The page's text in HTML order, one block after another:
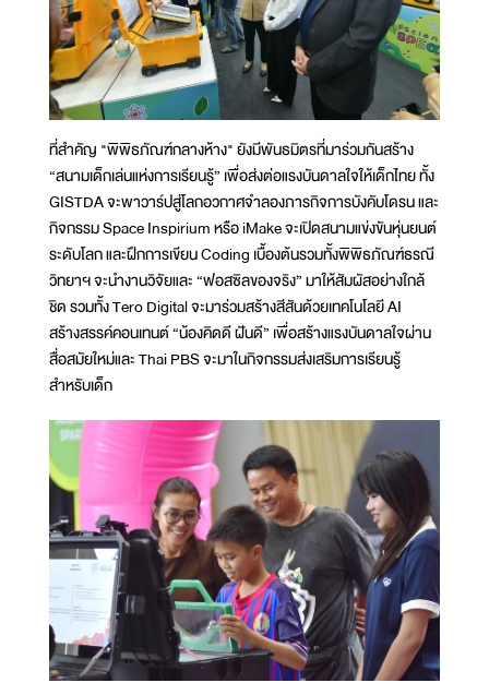
ที่สำคัญ "พิพิธภัณฑ์กลางห้าง" ยังมีพันธมิตรที่มาร่วมกันสร้าง
“สนามเด็กเล่นแห่งการเรียนรู้” เพื่อส่งต่อแรงบันดาลใจให้เด็กไทย ทั้ง
GISTDA จะพาวาร์ปสู่โลกอวกาศจำลองภารกิจการบังคับโดรน และ
กิจกรรม Space Inspirium หรือ iMake จะเปิดสนามแข่งขันหุ่นยนต์
ระดับโลก และฝึกการเขียน Coding เบื้องต้นรวมทั้งพิพิธภัณฑ์ธรณี
วิทยาฯ จะนำงานวิจัยและ “ฟอสซิลของจริง” มาให้สัมผัสอย่างใกล้
ชิด รวมทั้ง Tero Digital จะมาร่วมสร้างสีสันด้วยเทคโนโลยี AI
สร้างสรรค์คอนเทนต์ “น้องคิดดี ฝันดี” เพื่อสร้างแรงบันดาลใจผ่าน
สื่อสมัยใหม่และ Thai PBS จะมาในกิจกรรมส่งเสริมการเรียนรู้
สำหรับเด็ก